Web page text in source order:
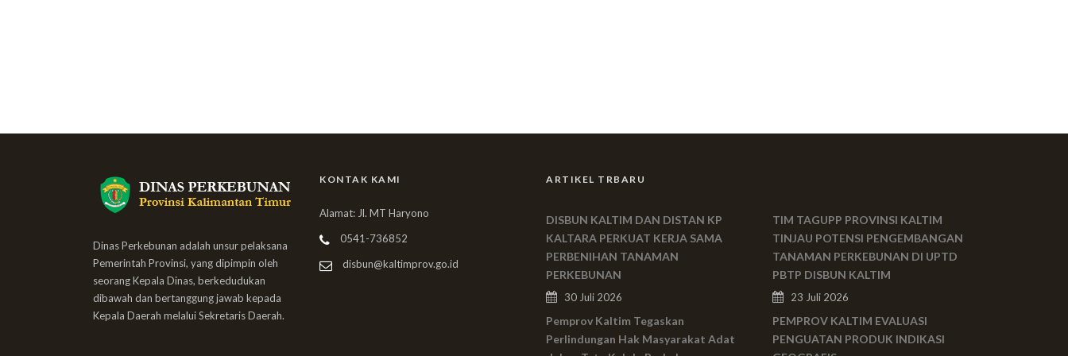
Dinas Perkebunan adalah unsur pelaksana
Pemerintah Provinsi, yang dipimpin oleh
seorang Kepala Dinas, berkedudukan
dibawah dan bertanggung jawab kepada
Kepala Daerah melalui Sekretaris Daerah.
KONTAK KAMI
Alamat: Jl. MT Haryono
0541-736852
disbun@kaltimprov.go.id
ARTIKEL TRBARU
DISBUN KALTIM DAN DISTAN KP
KALTARA PERKUAT KERJA SAMA
PERBENIHAN TANAMAN
PERKEBUNAN
30 Juli 2026
Pemprov Kaltim Tegaskan
Perlindungan Hak Masyarakat Adat
TIM TAGUPP PROVINSI KALTIM
TINJAU POTENSI PENGEMBANGAN
TANAMAN PERKEBUNAN DI UPTD
PBTP DISBUN KALTIM
23 Juli 2026
PEMPROV KALTIM EVALUASI
PENGUATAN PRODUK INDIKASI